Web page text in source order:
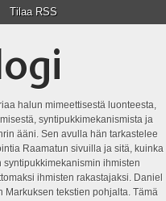
Tilaa RSS
halun mimeettisestä luonteesta,
syntipukkimekanismista ja
ääni. Sen avulla hän tarkastelee
Raamatun sivuilla ja sitä, kuinka
ihmisten
ihmisten rakastajaksi. Daniel
tekstien pohjalta. Tämä